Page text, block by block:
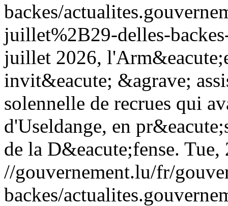
backes/
juillet%2B29-delles-
juillet 2026,
invit&eacute; &agrave;
solennelle de recrues qui
d'Useldange, en
de la D&eacute;fense. Tue,
//gouvernement.lu/fr/
backes/